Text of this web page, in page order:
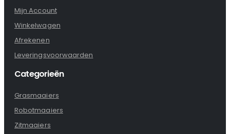
Mijn Account
Winkelwagen
Afrekenen
Leveringsvoorwaarden
Categorieën
Grasmaaiers
Robotmaaiers
Zitmaaiers